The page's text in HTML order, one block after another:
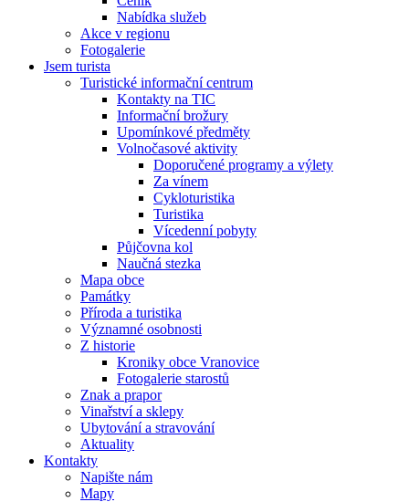
Nabídka služeb
Akce v regionu
Fotogalerie
Jsem turista
Turistické informační centrum
Kontakty na TIC
Informační brožury
Upomínkové předměty
Volnočasové aktivity
Doporučené programy a výlety
Za vínem
Cykloturistika
Turistika
Vícedenní pobyty
Půjčovna kol
Naučná stezka
Mapa obce
Památky
Příroda a turistika
Významné osobnosti
Z historie
Kroniky obce Vranovice
Fotogalerie starostů
Znak a prapor
Vinařství a sklepy
Ubytování a stravování
Aktuality
Kontakty
Napište nám
Mapy